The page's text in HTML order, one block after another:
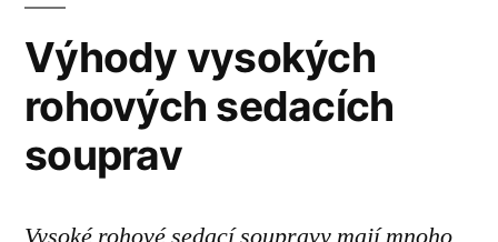
Výhody vysokých
rohových sedacích
souprav